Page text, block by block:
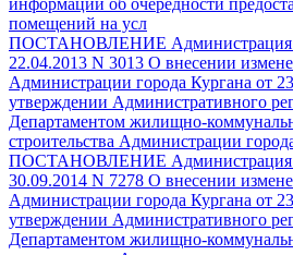
помещений на усл
ПОСТАНОВЛЕНИЕ Администрация
22.04.2013 N 3013 О внесении
Администрации города Кургана от
утверждении Административного
Департаментом жилищно-
строительства Администрации
ПОСТАНОВЛЕНИЕ Администрация
30.09.2014 N 7278 О внесении
Администрации города Кургана от
утверждении Административного
Департаментом жилищно-